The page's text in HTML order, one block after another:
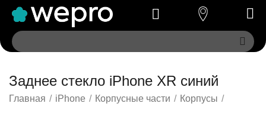
Заднее стекло iPhone XR синий
Главная / iPhone / Корпусные части / Корпусы /